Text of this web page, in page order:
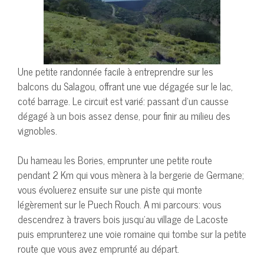
Une petite randonnée facile à entreprendre sur les
balcons du Salagou, offrant une vue dégagée sur le lac,
coté barrage. Le circuit est varié: passant d’un causse
dégagé à un bois assez dense, pour finir au milieu des
vignobles.
Du hameau les Bories, emprunter une petite route
pendant 2 Km qui vous mènera à la bergerie de Germane;
vous évoluerez ensuite sur une piste qui monte
légèrement sur le Puech Rouch. A mi parcours: vous
descendrez à travers bois jusqu’au village de Lacoste
puis emprunterez une voie romaine qui tombe sur la petite
route que vous avez emprunté au départ.